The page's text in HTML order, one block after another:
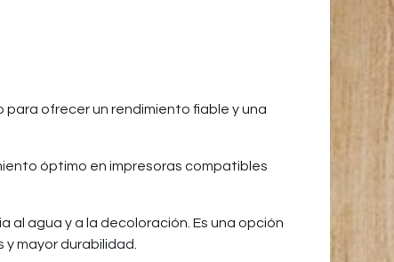
ofrecer un rendimiento fiable y una
óptimo en impresoras compatibles
agua y a la decoloración. Es una opción
mayor durabilidad.